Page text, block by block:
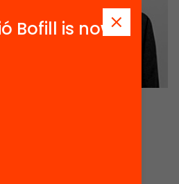
Vilalta
Bofill is now